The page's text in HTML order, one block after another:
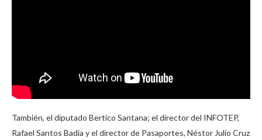
También, el diputado Bertico Santana; el director del INFOTEP,
Rafael Santos Badía y el director de Pasaportes, Néstor Julio Cruz